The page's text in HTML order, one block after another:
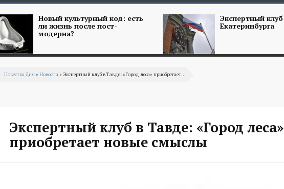
Новый культурный код: есть
ли жизнь после пост-
модерна?
Экспертный клуб
Екатеринбурга
Повестка Дня» Новости» Экспертный клуб в Тавде: «Город леса» приобретает...
Экспертный клуб в Тавде: «Город леса»
приобретает новые смыслы